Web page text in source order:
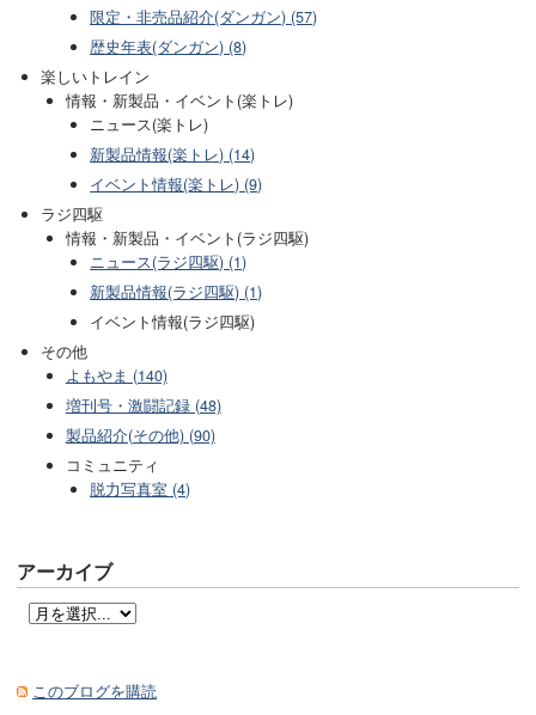
限定・非売品紹介(ダンガン) (57)
歴史年表(ダンガン) (8)
楽しいトレイン
情報・新製品・イベント(楽トレ)
ニュース(楽トレ)
新製品情報(楽トレ) (14)
イベント情報(楽トレ) (9)
ラジ四駆
情報・新製品・イベント(ラジ四駆)
ニュース(ラジ四駆) (1)
新製品情報(ラジ四駆) (1)
イベント情報(ラジ四駆)
その他
よもやま (140)
増刊号・激闘記録 (48)
製品紹介(その他) (90)
コミュニティ
脱力写真室 (4)
アーカイブ
このブログを購読